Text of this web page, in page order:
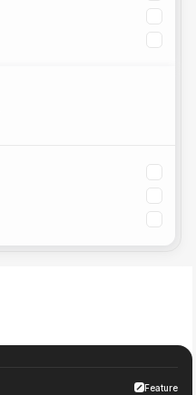
Feature